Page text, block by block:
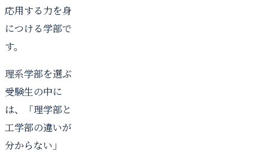
応用する力を身
につける学部で
す。
理系学部を選ぶ
受験生の中に
は、「理学部と
工学部の違いが
分からない」